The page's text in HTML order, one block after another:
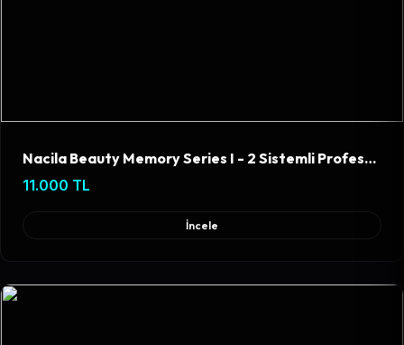
Nacila Beauty Memory Series I - 2 Sistemli Profesyonel İğneli Epilasyon Cihazı
11.000 TL
İncele